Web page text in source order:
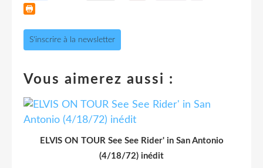
S'inscrire à la newsletter
Vous aimerez aussi :
ELVIS ON TOUR See See Rider' in San Antonio
(4/18/72) inédit